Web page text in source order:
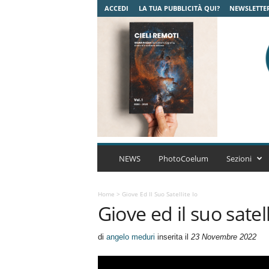
ACCEDI LA TUA PUBBLICITÀ QUI?
C
A
r
NEWS PhotoCoelum Sezioni
Home > Giove Ed Il Suo Satellite Io
Giove ed il suo
di angelo meduri inserita il 23 Novembre 2022